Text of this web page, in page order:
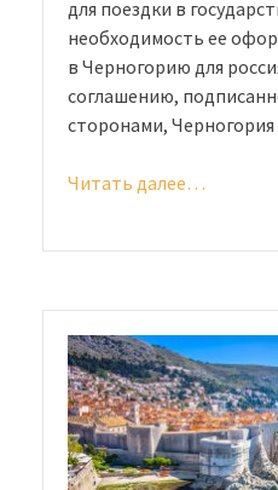
для поездки в
необходимость ее
в Черногорию для
соглашению,
сторонами,
Читать далее…
2020
году:
отдых
на